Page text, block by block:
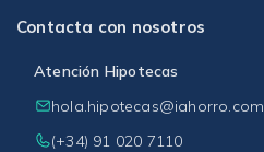
Contacta con nosotros
Atención Hipotecas
hola.hipotecas@iahorro.com
(+34) 91 020 7110